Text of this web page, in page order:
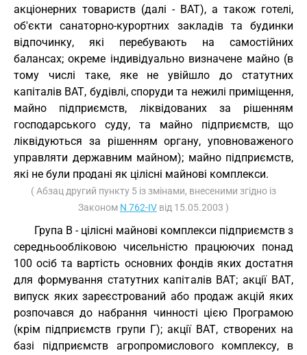
акціонерних товариств (далі - ВАТ), а також готелі,
об'єкти санаторно-курортних закладів та будинки
відпочинку, які перебувають на самостійних
балансах; окреме індивідуально визначене майно (в
тому числі таке, яке не увійшло до статутних
капіталів ВАТ, будівлі, споруди та нежилі приміщення,
майно підприємств, ліквідованих за рішенням
господарського суду, та майно підприємств, що
ліквідуються за рішенням органу, уповноваженого
управляти державним майном); майно підприємств,
які не були продані як цілісні майнові комплекси.
( Абзац другий пункту 5 із змінами, внесеними згідно із
Законом N 762-IV від 15.05.2003 )
Група В - цілісні майнові комплекси підприємств з
середньообліковою чисельністю працюючих понад
100 осіб та вартість основних фондів яких достатня
для формування статутних капіталів ВАТ; акції ВАТ,
випуск яких зареєстрований або продаж акцій яких
розпочався до набрання чинності цією Програмою
(крім підприємств групи Г); акції ВАТ, створених на
базі підприємств агропромислового комплексу, в